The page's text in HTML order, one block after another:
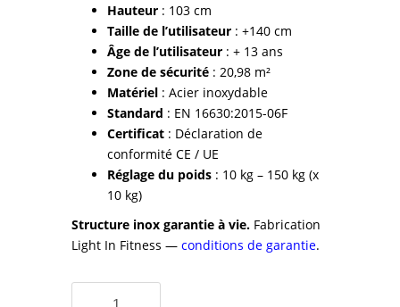
Hauteur : 103 cm
Taille de l’utilisateur : +140 cm
Âge de l’utilisateur : + 13 ans
Zone de sécurité : 20,98 m²
Matériel : Acier inoxydable
Standard : EN 16630:2015-06F
Certificat : Déclaration de
conformité CE / UE
Réglage du poids : 10 kg – 150 kg (x
10 kg)
Structure inox garantie à vie. Fabrication
Light In Fitness — conditions de garantie.
quantité